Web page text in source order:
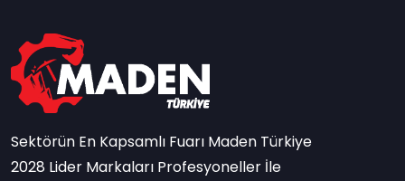
Sektörün En Kapsamlı Fuarı Maden Türkiye
2028 Lider Markaları Profesyoneller İle